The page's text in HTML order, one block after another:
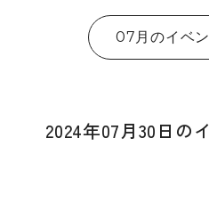
07月のイベ
2024年07月30日の